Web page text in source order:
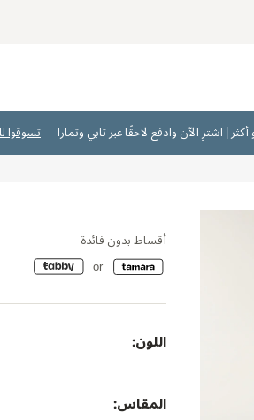
تسوقوا
أقساط بدون فائدة
اللون:
المقاس: